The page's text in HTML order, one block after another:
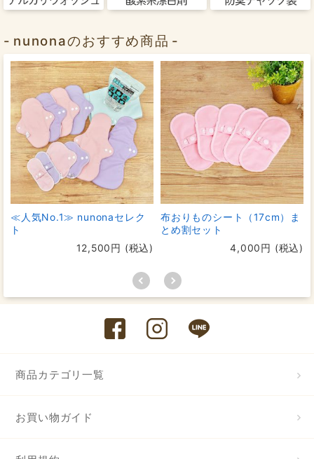
nunonaのおすすめ商品
≪人気No.1≫ nunonaセレク
ト
12,500円 (税込)
布おりものシート（17cm）ま
とめ割セット
4,000円 (税込)
商品カテゴリ一覧
お買い物ガイド